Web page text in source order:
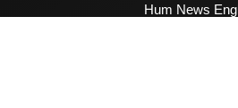
Hum News